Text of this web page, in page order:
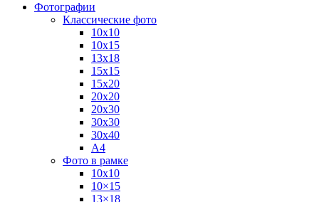
Фотографии
Классические фото
10х10
10х15
13х18
15х15
15х20
20х20
20х30
30х30
30х40
А4
Фото в рамке
10х10
10×15
13×18